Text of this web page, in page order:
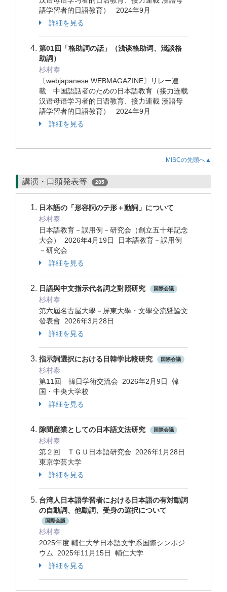
語学習者的日語教育） 2024年9月
詳細を見る
第01回「格助詞の話」（浅谈格助词、淺談格
助詞）
杉村泰
〔webjapanese WEBMAGAZINE〕リレー連
載 中国語話者のための日本語教育（接力连载
汉语母语学习者的日语教育、接力連載 漢語母
語学習者的日語教育） 2024年9月
詳細を見る
MISCの先頭へ▲
講演・口頭発表等 285
日本語の「形容詞のテ形＋動詞」について
杉村泰
日本語教育－誤用例－研究会（創立五十年記念
大会） 2026年4月19日 日本語教育－誤用例
－研究会
詳細を見る
日語與中文指示代名詞之對照研究 国際会議
杉村泰
第六屆名古屋大學－屏東大學・文學交流曁論文
發表會 2026年3月28日
詳細を見る
指示詞選択における日韓学比較研究 国際会議
杉村泰
第11回 韓日学術交流会 2026年2月9日 韓
国・中央大学校
詳細を見る
隙間産業としての日本語文法研究 国際会議
杉村泰
第２回 ＴＧＵ日本語研究会 2026年1月28日
東京学芸大学
詳細を見る
台湾人日本語学習者における日本語の有対動詞
の自動詞、他動詞、受身の選択について
国際会議
杉村泰
2025年度 輔仁大学日本語文学系国際シンポジ
ウム 2025年11月15日 輔仁大学
詳細を見る